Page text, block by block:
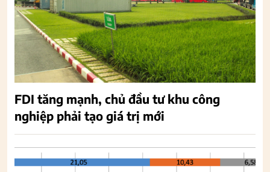
FDI tăng mạnh, chủ đầu tư khu công
nghiệp phải tạo giá trị mới